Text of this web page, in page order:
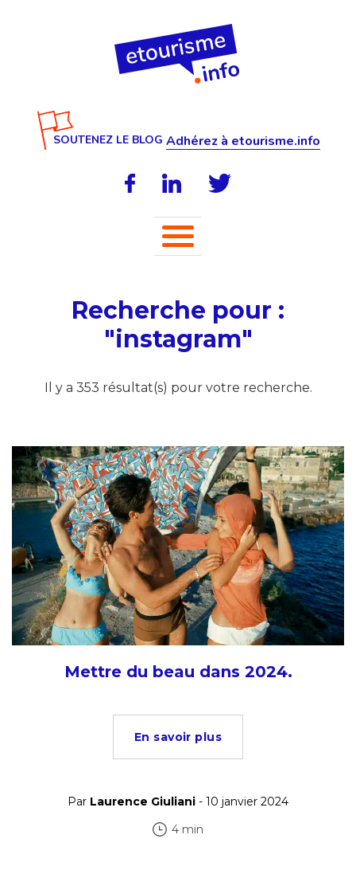
SOUTENEZ LE BLOG Adhérez à etourisme.info
Recherche pour :
"instagram"
Il y a 353 résultat(s) pour votre recherche.
Mettre du beau dans 2024.
En savoir plus
Par Laurence Giuliani - 10 janvier 2024
4 min